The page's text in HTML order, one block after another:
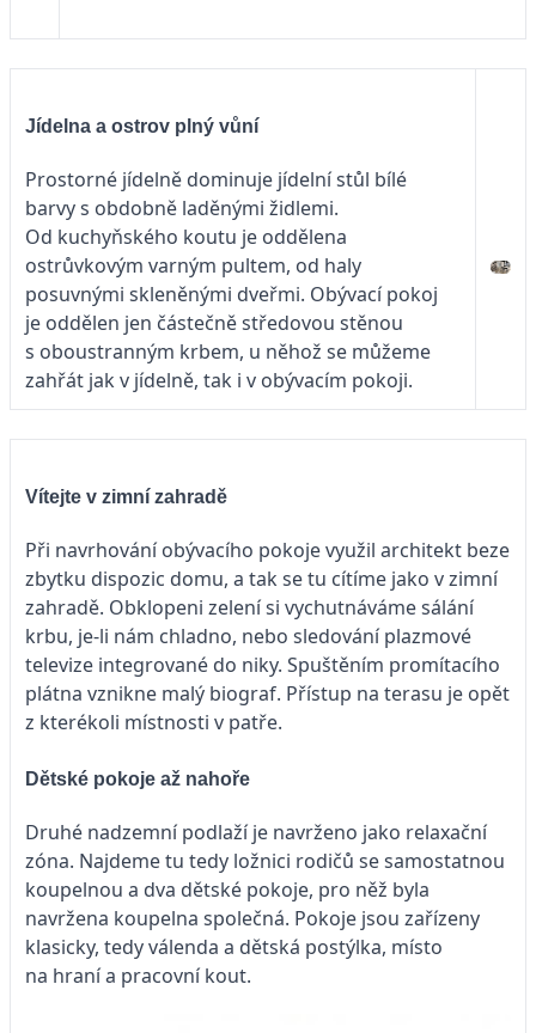
Jídelna a ostrov plný vůní
Prostorné jídelně dominuje jídelní stůl bílé
barvy s obdobně laděnými židlemi.
Od kuchyňského koutu je oddělena
ostrůvkovým varným pultem, od haly
posuvnými skleněnými dveřmi. Obývací pokoj
je oddělen jen částečně středovou stěnou
s oboustranným krbem, u něhož se můžeme
zahřát jak v jídelně, tak i v obývacím pokoji.
Vítejte v zimní zahradě
Při navrhování obývacího pokoje využil architekt beze
zbytku dispozic domu, a tak se tu cítíme jako v zimní
zahradě. Obklopeni zelení si vychutnáváme sálání
krbu, je-li nám chladno, nebo sledování plazmové
televize integrované do niky. Spuštěním promítacího
plátna vznikne malý biograf. Přístup na terasu je opět
z kterékoli místnosti v patře.
Dětské pokoje až nahoře
Druhé nadzemní podlaží je navrženo jako relaxační
zóna. Najdeme tu tedy ložnici rodičů se samostatnou
koupelnou a dva dětské pokoje, pro něž byla
navržena koupelna společná. Pokoje jsou zařízeny
klasicky, tedy válenda a dětská postýlka, místo
na hraní a pracovní kout.